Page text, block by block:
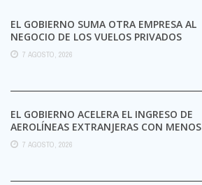
EL GOBIERNO SUMA OTRA EMPRESA AL
NEGOCIO DE LOS VUELOS PRIVADOS
7 AGOSTO, 2026
EL GOBIERNO ACELERA EL INGRESO DE
AEROLÍNEAS EXTRANJERAS CON MENOS
TRÁMITES
7 AGOSTO, 2026